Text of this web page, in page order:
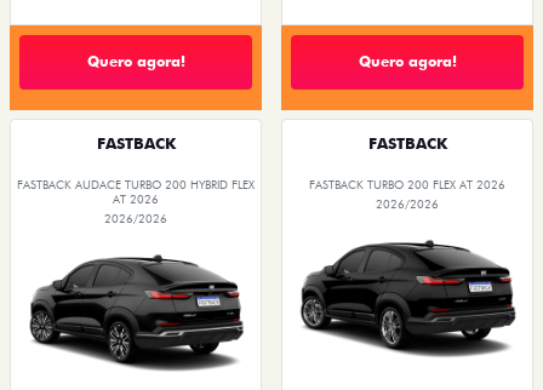
Quero agora! Quero agora!
FASTBACK
FASTBACK AUDACE TURBO 200 HYBRID FLEX
AT 2026
2026/2026
FASTBACK
FASTBACK TURBO 200 FLEX AT 2026
2026/2026